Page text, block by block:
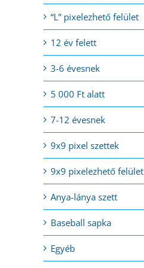
“L” pixelezhető felület
12 év felett
3-6 évesnek
5 000 Ft alatt
7-12 évesnek
9x9 pixel szettek
9x9 pixelezhető felület
Anya-lánya szett
Baseball sapka
Egyéb